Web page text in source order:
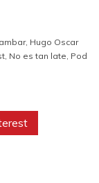
, Hugo Oscar
No es tan late Pod